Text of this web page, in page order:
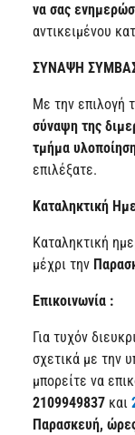
να σας
αντικειμένου
ΣΥΝΑΨΗ
Με την επιλογή
σύναψη της
τμήμα
επιλέξατε.
Καταληκτική
Καταληκτική
μέχρι την
Επικοινωνία :
Για τυχόν
σχετικά με την
μπορείτε να
2109949837 και
Παρασκευή,